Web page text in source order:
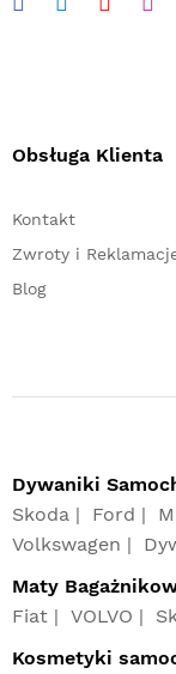
Obsługa Klienta
Kontakt
Zwroty i
Blog
Dywaniki
Skoda
Ford
Volkswagen
Maty
Fiat
VOLVO
Kosmetyki